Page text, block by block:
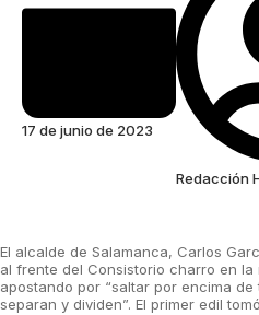
17 de junio de 2023
Redacción
El alcalde de Salamanca, Carlos
al frente del Consistorio charro en la
apostando por “saltar por encima
separan y dividen”. El primer edil